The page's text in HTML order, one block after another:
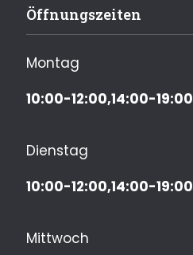
Öffnungszeiten
Montag
10:00-12:00,14:00-19:00
Dienstag
10:00-12:00,14:00-19:00
Mittwoch